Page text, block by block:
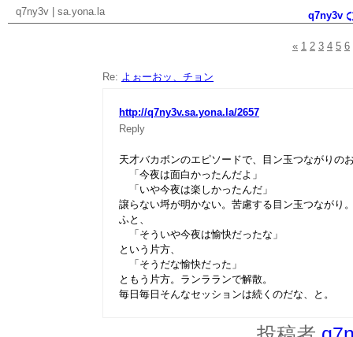
q7ny3v sa.yona.la q7ny3v
« 1 2 3 4 5 6
Re: よぉーおッ、チョン
http://q7ny3v.sa.yona.la/2657
Reply
天才バカボンのエピソードで、目ン玉つながりの
「今夜は面白かったんだよ」
「いや今夜は楽しかったんだ」
譲らない埒が明かない。苦慮する目ン玉つながり
ふと、
「そういや今夜は愉快だったな」
という片方、
「そうだな愉快だった」
ともう片方。ランラランで解散。
毎日毎日そんなセッションは続くのだな、と。